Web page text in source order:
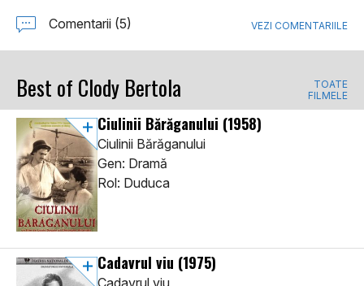
Comentarii (5) VEZI COMENTARIILE
Best of Clody Bertola
TOATE
FILMELE
Ciulinii Bărăganului (1958)
Ciulinii Bărăganului
Gen: Dramă
Rol: Duduca
Cadavrul viu (1975)